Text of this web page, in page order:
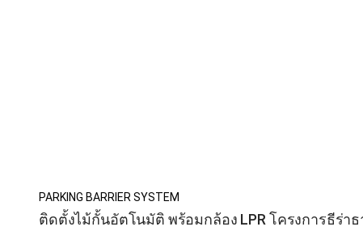
PARKING BARRIER SYSTEM
ติดตั้งไม้กั้นอัตโนมัติ พร้อมกล้อง LPR โครงการธีร่า